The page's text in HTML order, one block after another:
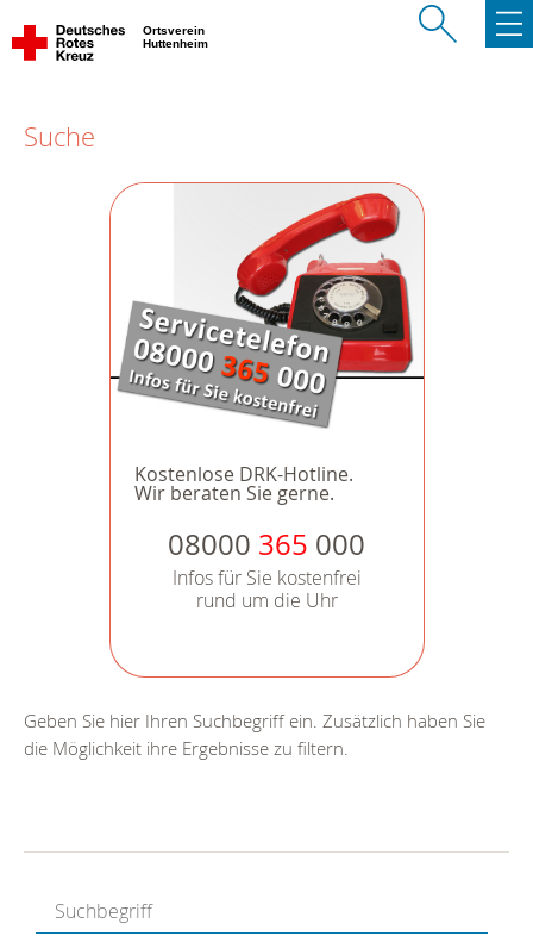
Ortsverein
Huttenheim
Suche
Kostenlose DRK-Hotline.
Wir beraten Sie gerne.
08000 365 000
Infos für Sie kostenfrei
rund um die Uhr
Geben Sie hier Ihren Suchbegriff ein. Zusätzlich haben Sie
die Möglichkeit ihre Ergebnisse zu filtern.